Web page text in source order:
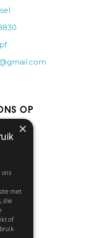
op
×
met
die
of